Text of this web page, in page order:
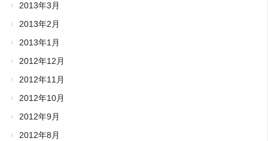
2013年3月
2013年2月
2013年1月
2012年12月
2012年11月
2012年10月
2012年9月
2012年8月